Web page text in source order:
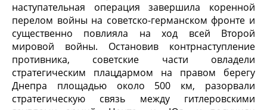
наступательная операция завершила коренной
перелом войны на советско-германском фронте и
существенно повлияла на ход всей Второй
мировой войны. Остановив контрнаступление
противника, советские части овладели
стратегическим плацдармом на правом берегу
Днепра площадью около 500 км, разорвали
стратегическую связь между гитлеровскими